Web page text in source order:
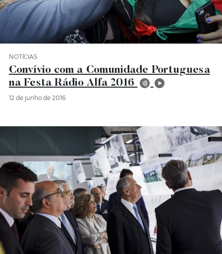
Categoria Notícias
NOTÍCIAS
Convívio com a Comunidade Portuguesa
na Festa Rádio Alfa 2016
12 de junho de 2016